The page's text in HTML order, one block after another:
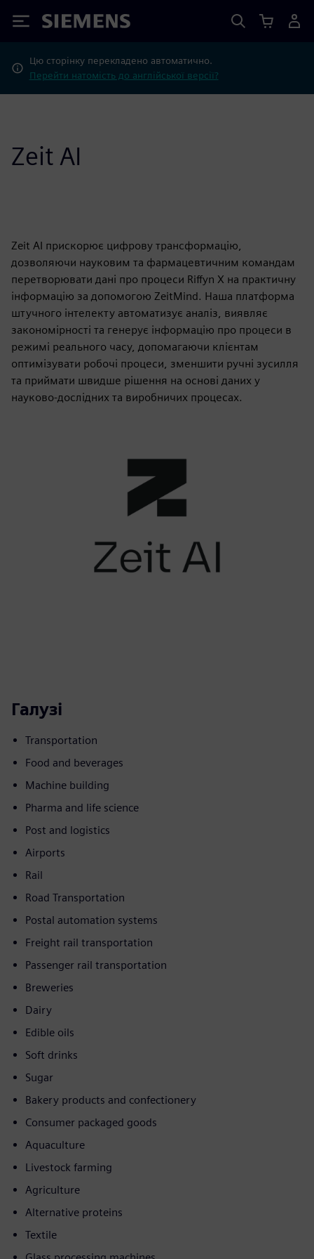
Siemens
Цю сторінку перекладено автоматично.
Перейти натомість до англійської версії?
Zeit AI
Zeit AI прискорює цифрову трансформацію,
дозволяючи науковим та фармацевтичним командам
перетворювати дані про процеси Riffyn X на практичну
інформацію за допомогою ZeitMind. Наша платформа
штучного інтелекту автоматизує аналіз, виявляє
закономірності та генерує інформацію про процеси в
режимі реального часу, допомагаючи клієнтам
оптимізувати робочі процеси, зменшити ручні зусилля
та приймати швидше рішення на основі даних у
науково-дослідних та виробничих процесах.
Галузі
Transportation
Food and beverages
Machine building
Pharma and life science
Post and logistics
Airports
Rail
Road Transportation
Postal automation systems
Freight rail transportation
Passenger rail transportation
Breweries
Dairy
Edible oils
Soft drinks
Sugar
Bakery products and confectionery
Consumer packaged goods
Aquaculture
Livestock farming
Agriculture
Alternative proteins
Textile